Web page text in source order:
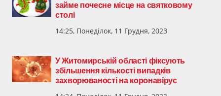
займе почесне місце на святковому
столі
14:25, Понеділок, 11 Грудня, 2023
У Житомирській області фіксують
збільшення кількості випадків
захворюваності на коронавірус